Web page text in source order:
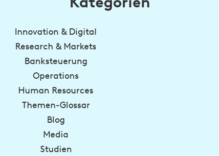
Innovation & Digital
Research & Markets
Banksteuerung
Operations
Human Resources
Themen-Glossar
Blog
Media
Studien